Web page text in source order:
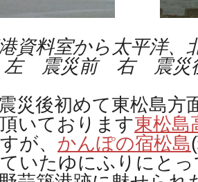
資料室から太平洋、
震災前 右 震災
災後初めて東松島方
いております東松島
が、 かんぽの宿松島
いたゆにふりにと